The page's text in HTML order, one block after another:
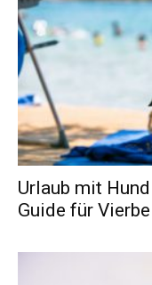
Urlaub mit
Guide für